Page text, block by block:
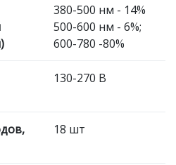
380-500 нм - 14%
500-600 нм - 6%;
600-780 -80%
130-270 В
18 шт